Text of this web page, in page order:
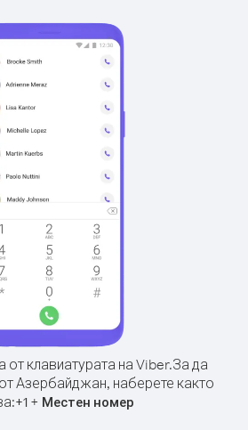
клавиатурата на Viber.За да
Азербайджан, наберете както
+1+ Местен номер